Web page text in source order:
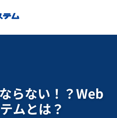
らない！？Web
ムとは？